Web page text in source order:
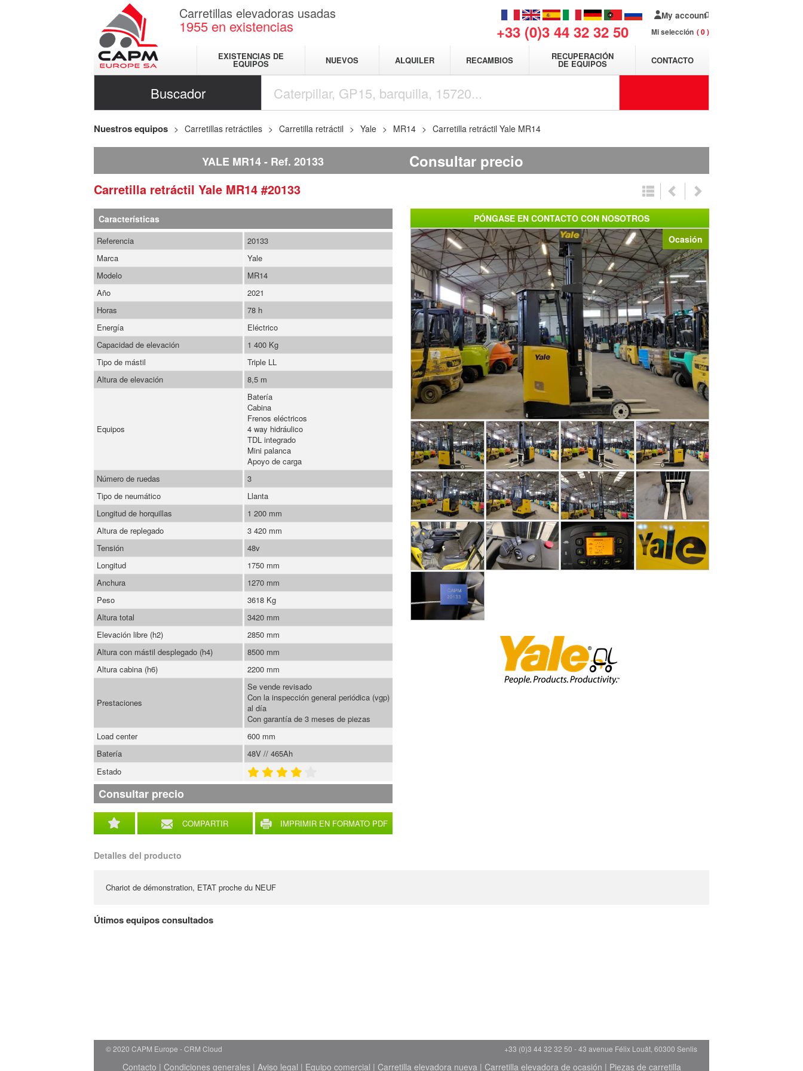
Carretillas elevadoras usadas
1955 en existencias +33 (0)3 44 32 32 50
My account
Mi selección 0
EXISTENCIAS DE
EQUIPOS NUEVOS ALQUILER RECAMBIOS RECUPERACIÓN
DE EQUIPOS CONTACTO
Buscador
Nuestros equipos Carretillas retráctiles Carretilla retráctil Yale MR14 Carretilla retráctil Yale MR14
YALE MR14 Ref. 20133 Consultar precio
Carretilla retráctil Yale MR14 #20133
Ocasión
Características
COMPARTIR IMPRIMIR EN FORMATO PDF
Referencia
20133
Marca
Yale
Modelo
MR14
Año
2021
Horas
78 h
Energía
Eléctrico
Capacidad de elevación
1 400 Kg
Tipo de mástil
Triple LL
Altura de elevación
8,5 m
Equipos
Batería
Cabina
Frenos eléctricos
4 way hidráulico
TDL integrado
Mini palanca
Apoyo de carga
Número de ruedas
3
Tipo de neumático
Llanta
Longitud de horquillas
1 200 mm
Altura de replegado
3 420 mm
Tensión
48v
Longitud
1750 mm
Anchura
1270 mm
Peso
3618 Kg
Altura total
3420 mm
Elevación libre (h2)
2850 mm
Altura con mástil desplegado (h4)
8500 mm
Altura cabina (h6)
2200 mm
Prestaciones
Se vende revisado
Con la inspección general periódica (vgp)
al día
Con garantía de 3 meses de piezas
Load center
600 mm
Batería
48V // 465Ah
Estado
Consultar precio
Detalles del producto
Chariot de démonstration, ETAT proche du NEUF
PÓNGASE EN CONTACTO CON NOSOTROS
Útimos equipos consultados
© 2020 CAPM Europe CRM Cloud +33 (0)3 44 32 32 50 - 43 avenue Félix Louât, 60300 Senlis
Contacto | Condiciones generales| Aviso legal | Equipo comercial | Carretilla elevadora nueva| Carretilla elevadora de ocasión | Piezas de carretilla